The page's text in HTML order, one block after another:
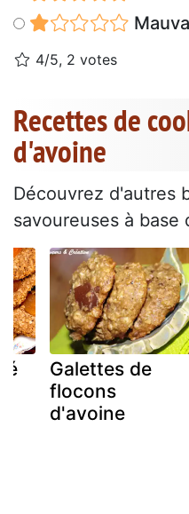
4/5, 2 votes
Recettes de
d'avoine
Découvrez d'autres
savoureuses à
Galettes de
flocons
d'avoine